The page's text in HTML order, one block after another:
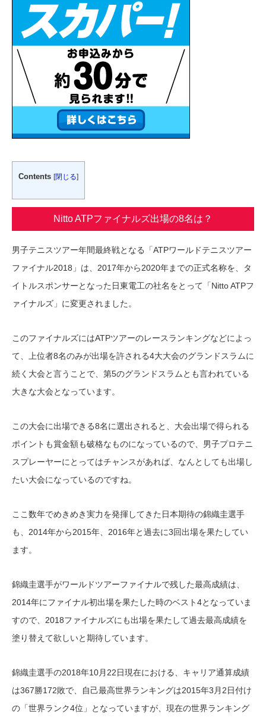
Contents [閉じる]
Nitto ATPファイナルズ出場の8名は？
男子テニスツアー年間最終戦となる「ATPワールドテニスツアー
ファイナル2018」は、2017年から2020年までの正式名称を、タ
イトルスポンサーとなった日東電工の社名をとって「Nitto ATPフ
ァイナルズ」に変更されました。
このファイナルズにはATPツアーのレースランキングなどによっ
て、上位者8名のみが出場を許される4大大会のグランドスラムに
続く大会と言うことで、第5のグランドスラムとも言われている
大きな大会となっています。
この大会に出場できる8名に選出されると、大会出場で得られる
ポイントも賞金額も破格なものになっているので、男子プロテニ
スプレーヤーにとってはチャンスがあれば、なんとしても出場し
たい大会になっているのですね。
ここ数年でめきめき実力を発揮してきた日本期待の錦織圭選手
も、2014年から2015年、2016年と過去に3回出場を果たしてい
ます。
錦織圭選手がワールドツアーファイナルで残した最高成績は、
2014年にファイナル初出場を果たした時のベスト4となっていま
すので、2018ファイナルズにも出場を果たして過去最高成績を
塗り替えて欲しいと期待しています。
錦織圭選手の2018年10月22日現在における、キャリア通算成績
は367勝172敗で、自己最高世界ランキングは2015年3月2日付け
の「世界ランク4位」となっていますが、現在の世界ランキング